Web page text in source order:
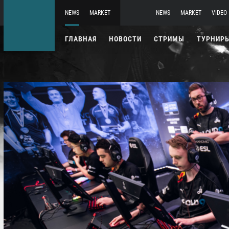
NEWS MARKET NEWS MARKET VIDEO
ГЛАВНАЯ НОВОСТИ СТРИМЫ